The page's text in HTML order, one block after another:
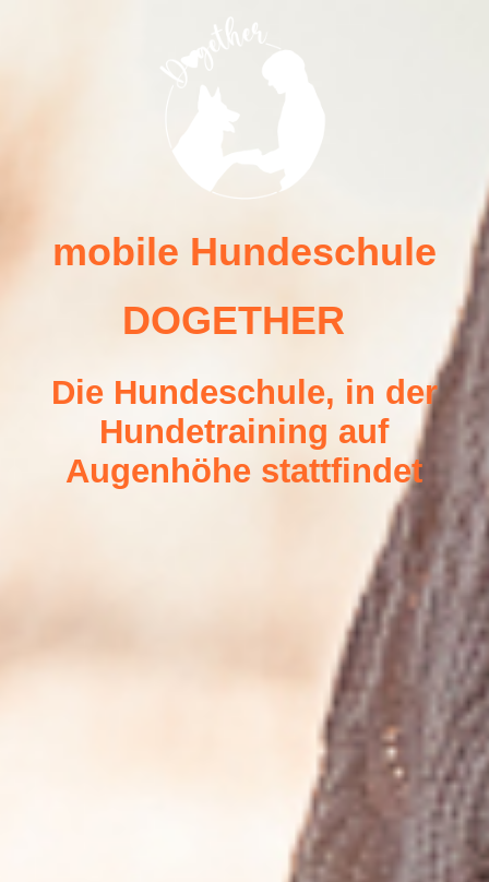
mobile Hundeschule
DOGETHER
Die Hundeschule, in der
Hundetraining auf
Augenhöhe stattfindet
Dein Hundetrainerteam -mobile Hundeschule DOGETHER
Kooperationen
Impressum/ Datenschutzerklärung